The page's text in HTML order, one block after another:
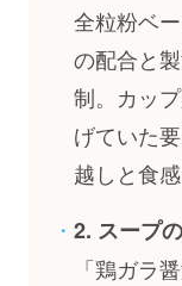
全粒粉ベ
の配合と
制。カッ
げていた
越しと食
2. スープ
「鶏ガラ